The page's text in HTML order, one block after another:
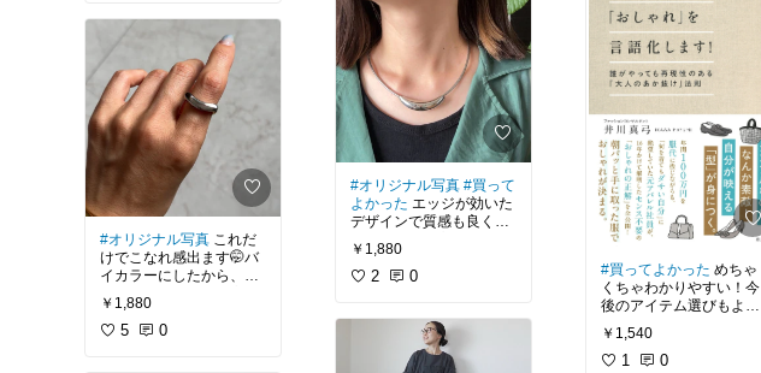
#オリジナル写真 これだ
けでこなれ感出ます🤭バ
イカラーにしたから、ミ
す🙌
￥1,880
5 0
#オリジナル写真 #買って
よかった エッジが効いた
デザインで質感も良く
て、モード感高まる感じ
がドタイプ🧡マグネット
でつけやすいよ〜
￥1,880
2 0 #買ってよかった めちゃ
くちゃわかりやすい！今
後のアイテム選びもより
失敗がなくなり、断捨離
もスムーズにできそう🙌
40代おしゃれ迷子の人は
￥1,540
1 0